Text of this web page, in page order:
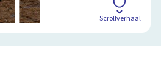
Scrollverhaal